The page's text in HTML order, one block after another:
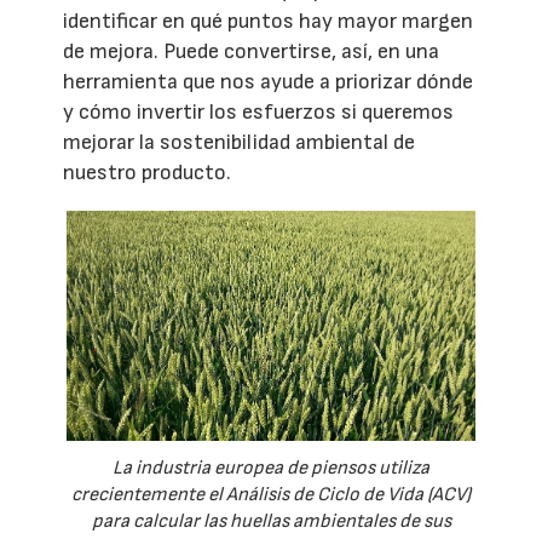
identificar en qué puntos hay mayor margen
de mejora. Puede convertirse, así, en una
herramienta que nos ayude a priorizar dónde
y cómo invertir los esfuerzos si queremos
mejorar la sostenibilidad ambiental de
nuestro producto.
La industria europea de piensos utiliza
crecientemente el Análisis de Ciclo de Vida (ACV)
para calcular las huellas ambientales de sus